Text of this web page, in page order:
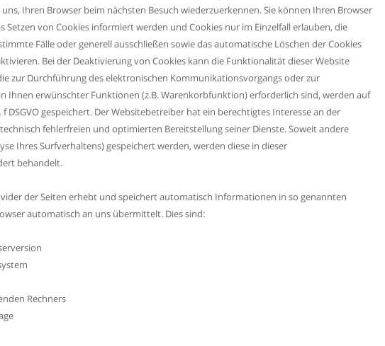
uns, Ihren Browser beim nächsten Besuch wiederzuerkennen. Sie können Ihren Browser
Setzen von Cookies informiert werden und Cookies nur im Einzelfall erlauben, die
Fälle oder generell ausschließen sowie das automatische Löschen der Cookies
Bei der Deaktivierung von Cookies kann die Funktionalität dieser Website
zur Durchführung des elektronischen Kommunikationsvorgangs oder zur
Ihnen erwünschter Funktionen (z.B. Warenkorbfunktion) erforderlich sind, werden auf
DSGVO gespeichert. Der Websitebetreiber hat ein berechtigtes Interesse an der
fehlerfreien und optimierten Bereitstellung seiner Dienste. Soweit andere
Ihres Surfverhaltens) gespeichert werden, werden diese in dieser
behandelt.
der Seiten erhebt und speichert automatisch Informationen in so genannten
automatisch an uns übermittelt. Dies sind:
Rechners